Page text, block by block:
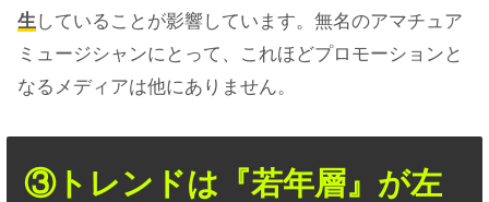
生 していることが影響しています。無名のアマチュア
ミュージシャンにとって、これほどプロモーションと
なるメディアは他にありません。
③トレンドは『若年層』が左